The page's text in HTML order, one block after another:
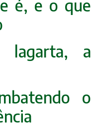
é, e o que
lagarta, a
o